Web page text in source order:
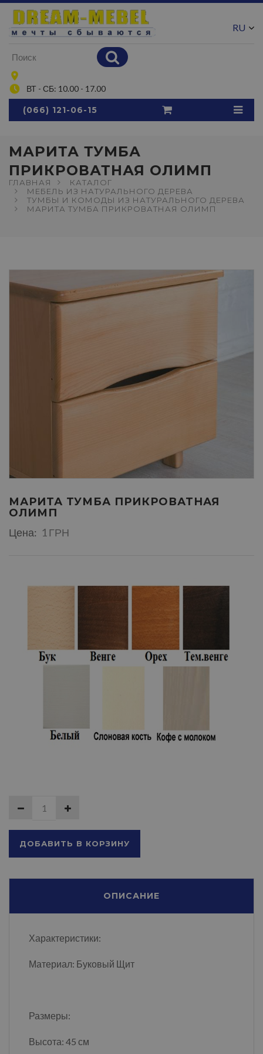
ВТ - СБ: 10.00 - 17.00
RU
(066) 121-06-15
МАРИТА ТУМБА
ПРИКРОВАТНАЯ ОЛИМП
ГЛАВНАЯ
КАТАЛОГ
МЕБЕЛЬ ИЗ НАТУРАЛЬНОГО ДЕРЕВА
ТУМБЫ И КОМОДЫ ИЗ НАТУРАЛЬНОГО ДЕРЕВА
МАРИТА ТУМБА ПРИКРОВАТНАЯ ОЛИМП
МАРИТА ТУМБА ПРИКРОВАТНАЯ
ОЛИМП
Цена: 1 ГРН
ДОБАВИТЬ В КОРЗИНУ
ОПИСАНИЕ
Характеристики:
Материал: Буковый Щит
Размеры:
Высота: 45 см